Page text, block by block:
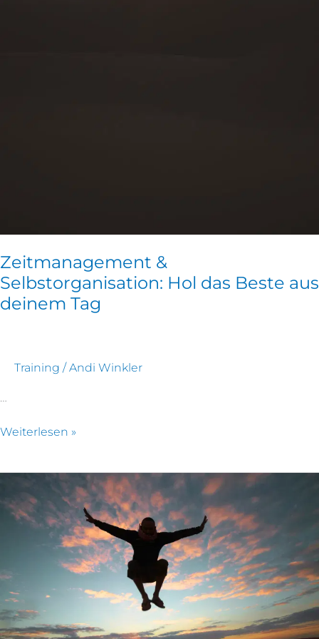
Zeitmanagement &
Selbstorganisation: Hol das Beste aus
deinem Tag
Training /Andi Winkler
Weiterlesen »
Selbstentfaltung:
Nutze
deine
Fähigkeiten
verwirkliche
volles
Potential